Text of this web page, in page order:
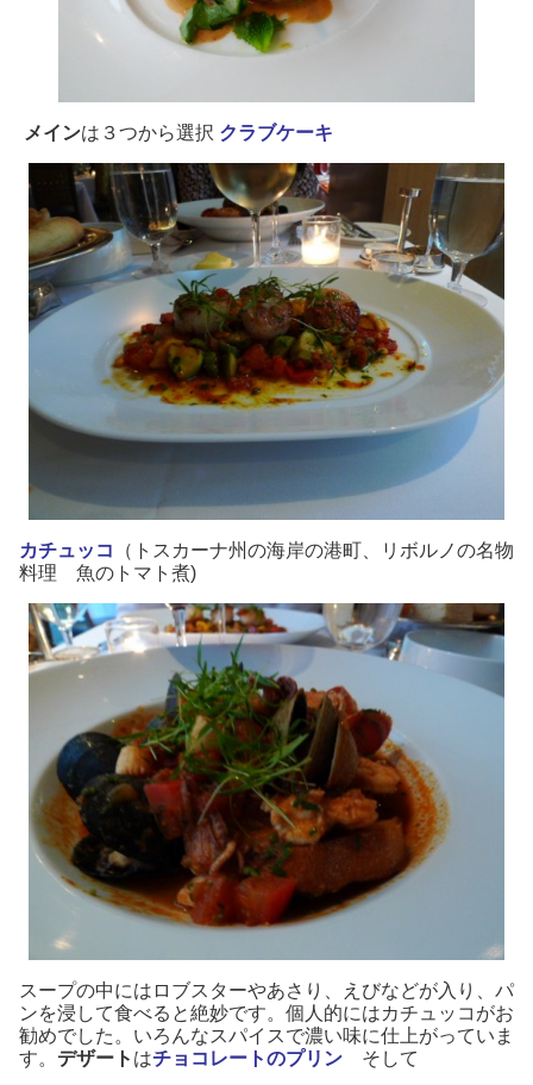
メインは３つから選択 クラブケーキ
カチュッコ
（トスカーナ州の海岸の港町、リボルノの名物
料理 魚のトマト煮)
スープの中にはロブスターやあさり、えびなどが入り、パ
ンを浸して食べると絶妙です。個人的にはカチュッコがお
勧めでした。いろんなスパイスで濃い味に仕上がっていま
す。 デザート はチョコレートのプリン そして